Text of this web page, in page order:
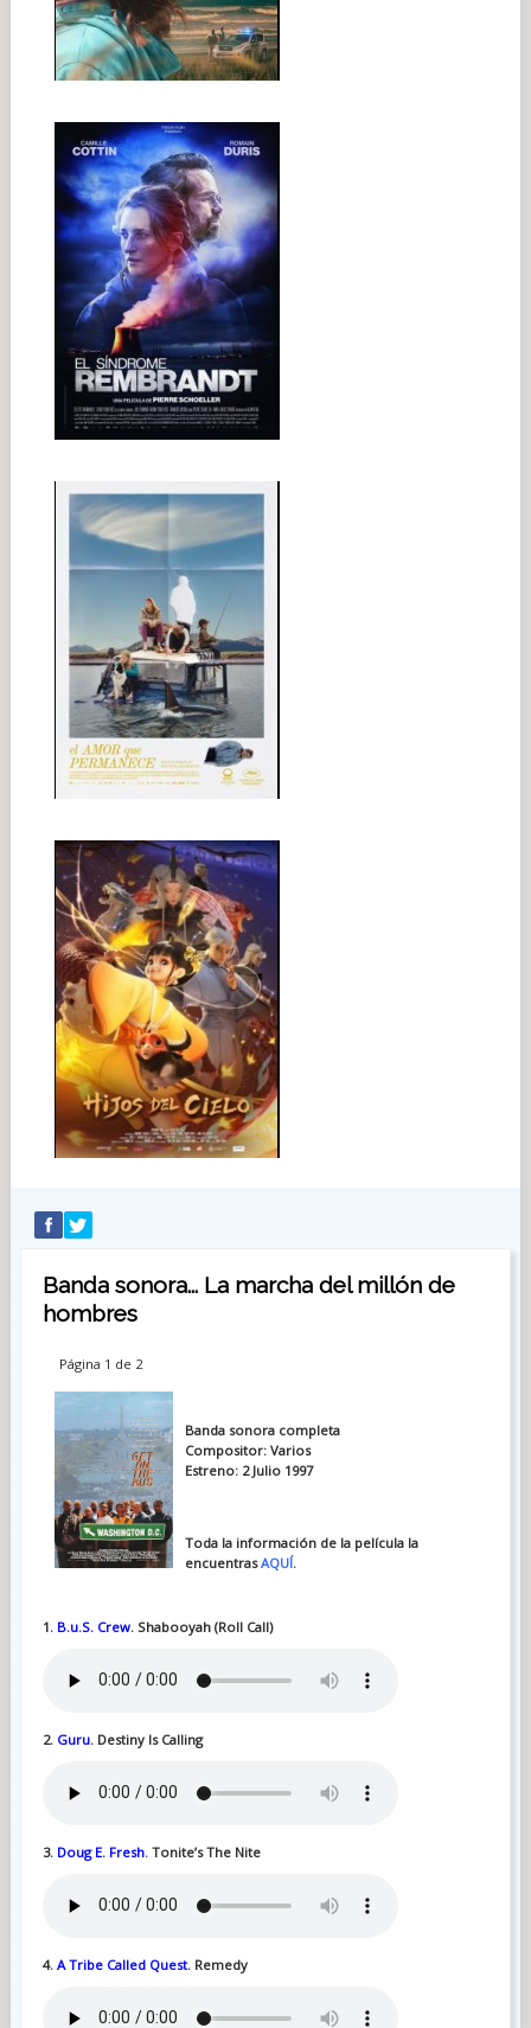
Banda sonora... La marcha del millón de
hombres
Página 1 de 2
Banda sonora completa
Compositor: Varios
Estreno: 2 Julio 1997
Toda la información de la película la
encuentrasAQUÍ.
1. B.u.S. Crew. Shabooyah (Roll Call)
2. Guru. Destiny Is Calling
3. Doug E. Fresh. Tonite’s The Nite
4. A Tribe Called Quest. Remedy